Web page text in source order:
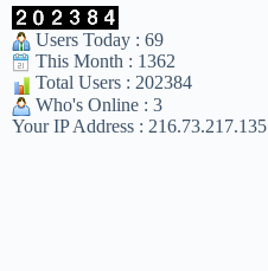
Users Today : 69
This Month : 1362
Total Users : 202384
Who's Online : 3
Your IP Address : 216.73.217.135